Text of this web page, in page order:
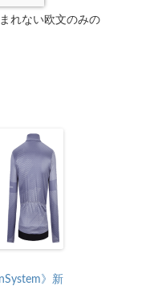
れない欧文のみの
》新